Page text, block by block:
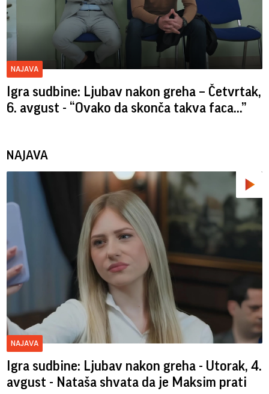
NAJAVA
Igra sudbine: Ljubav nakon greha – Četvrtak,
6. avgust - “Ovako da skonča takva faca…”
NAJAVA
NAJAVA
Igra sudbine: Ljubav nakon greha - Utorak, 4.
avgust - Nataša shvata da je Maksim prati